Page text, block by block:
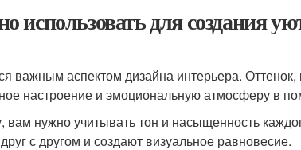
использовать для создания
важным аспектом дизайна интерьера. Оттенок,
настроение и эмоциональную атмосферу в
вам нужно учитывать тон и насыщенность
с другом и создают визуальное равновесие.